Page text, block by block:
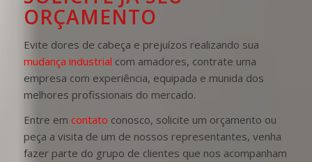
ORÇAMENTO
Evite dores de cabeça e prejuízos realizando sua
mudança industrial com amadores, contrate uma
empresa com experiência, equipada e munida dos
melhores profissionais do mercado.
Entre em contato conosco, solicite um orçamento ou
peça a visita de um de nossos representantes, venha
fazer parte do grupo de clientes que nos acompanham